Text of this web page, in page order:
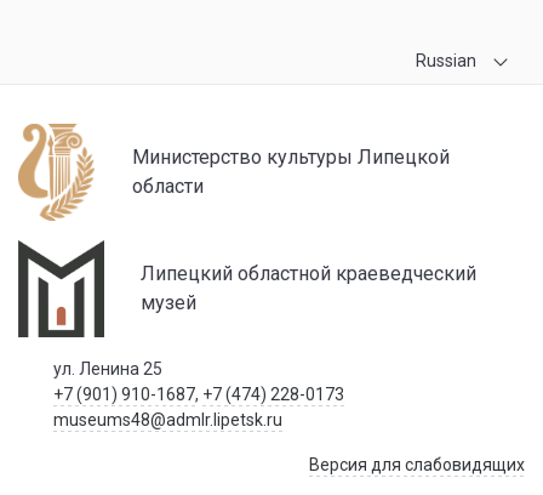
Russian
Министерство культуры Липецкой
области
Липецкий областной краеведческий
музей
ул. Ленина 25
+7 (901) 910-1687, +7 (474) 228-0173
museums48@admlr.lipetsk.ru
Версия для слабовидящих